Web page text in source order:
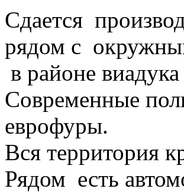
Сдается
рядом с
в районе
Современные
еврофуры.
Вся территория
Рядом есть